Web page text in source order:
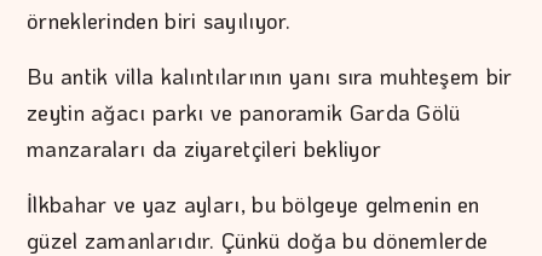
örneklerinden biri sayılıyor.
Bu antik villa kalıntılarının yanı sıra muhteşem bir
zeytin ağacı parkı ve panoramik Garda Gölü
manzaraları da ziyaretçileri bekliyor
İlkbahar ve yaz ayları, bu bölgeye gelmenin en
güzel zamanlarıdır. Çünkü doğa bu dönemlerde